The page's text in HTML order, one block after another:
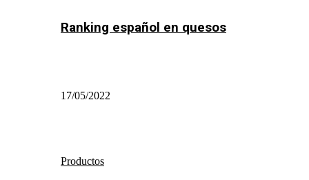
Ranking español en quesos
17/05/2022
Productos